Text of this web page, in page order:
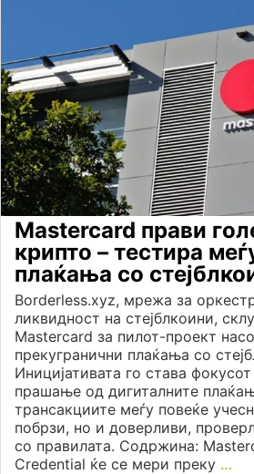
Mastercard прави
крипто – тестира
плаќања со
Borderless.xyz, мрежа за
ликвидност на стејблкоини,
Mastercard за пилот-проект
прекугранични плаќања со
Иницијативата го става
прашање од дигиталните
трансакциите меѓу повеќе
побрзи, но и доверливи,
со правилата. Содржина:
Credential ќе се мери преку …